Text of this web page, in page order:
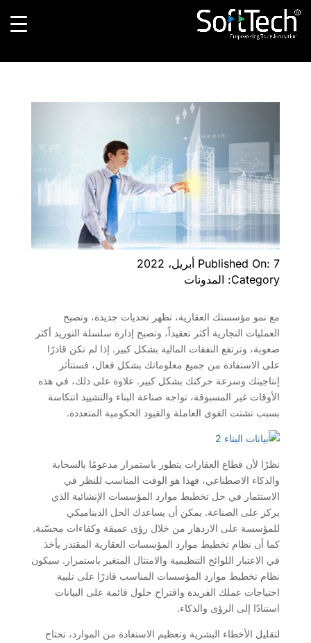
Published On: 7 أبريل، 2022
Category: المدونات
مع نمو مؤسستك العقارية، تظهر تحديات جديدة، وتصبح
العمليات التجارية أكثر تعقيداً، وتصبح إدارة سلسلة التوريد أكثر
صعوبة، وترتفع النفقات المالية بشكل كبير. إذا لم تكن قادرًا
على الاستفادة من جميع معلوماتك بشكل فعال، فستتأثر
إنتاجيتك وسرعة حركتك بشكل كبير. علاوة على ذلك، في هذه
الأوقات غير المسبوقة، تواجه صناعة البناء والتشييد انتكاسة
بسبب تشتت القوى العاملة والقيود الحكومية المتعددة.
نظرًا لأن قطاع العقارات يتطور باستمرار مدعومًا بالسحابة
والذكاء الاصطناعي، فهذا هو الوقت المناسب للنظر في
الاستثمار في حل تخطيط موارد المؤسسات الإنشائية الذي
يركز على الصناعة. يمكن أن يساعدك الحل الديناميكي
للمؤسسة على الازدهار من خلال رؤى عميقة وكفاءات محسّنة.
كما أن نظام تخطيط موارد المؤسسات العقارية المقتدر يأخذ
في الاعتبار اللوائح التنظيمية والامتثال المتغير باستمرار. سيكون
نظام تخطيط موارد المؤسسات المناسب قادرًا على تلبية
احتياجات عملك الفريدة واقتراح حلول قائمة على البيانات
استنادًا إلى الرؤى والذكاء.
لتقليل الأخطاء البشرية وتعظيم الاستفادة من الموارد، تحتاج